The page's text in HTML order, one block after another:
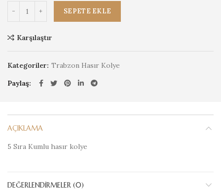
SEPETE EKLE
Karşılaştır
Kategoriler: Trabzon Hasır Kolye
Paylaş
AÇIKLAMA
5 Sıra Kumlu hasır kolye
DEĞERLENDIRMELER (0)